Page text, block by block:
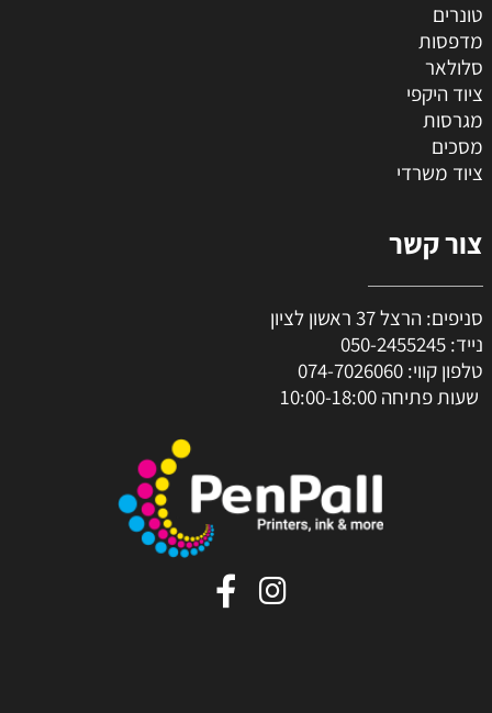
טונרים
מדפסות
סלולאר
ציוד היקפי
מגרסות
מסכים
ציוד משרדי
צור קשר
סניפים: הרצל 37 ראשון לציון
נייד: 050-2455245
טלפון קווי: 074-7026060
שעות פתיחה 10:00-18:00